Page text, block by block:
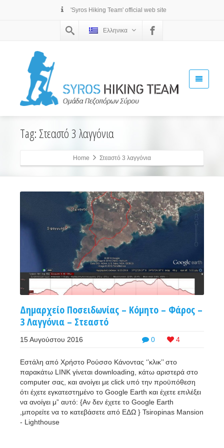
'Syros Hiking Team' official web site
Ελληνικα
Tag: Στεαστό 3 λαγγόνια
Home Στεαστό 3 λαγγόνια
Δημαρχείο Ποσειδωνίας – Κόμητο – Φάρος –
3 Λαγγόνια – Στεαστό
0 4
15 Αυγούστου 2016
Εστάλη από Χρήστο Ρούσσο Κάνοντας ‘’κλικ’’ στο
παρακάτω LINK γίνεται downloading, κάτω αριστερά στο
computer σας, και ανοίγει με click υπό την προϋπόθεση
ότι έχετε εγκατεστημένο το Google Earth και έχετε επιλέξει
να ανοίγει μ” αυτό: {Αν δεν έχετε το Google Earth
,μπορείτε να το κατεβάσετε από ΕΔΩ } Tsiropinas Mansion
- Lighthouse